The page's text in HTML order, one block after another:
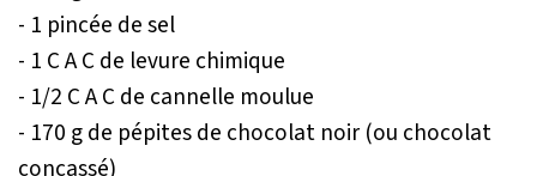
- 1 pincée de sel
- 1 C A C de levure chimique
- 1/2 C A C de cannelle moulue
- 170 g de pépites de chocolat noir (ou chocolat
concassé)